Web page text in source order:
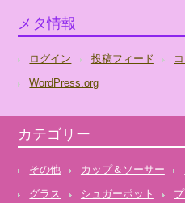
メタ情報
ログイン 投稿フィード
WordPress.org
カテゴリー
その他 カップ＆ソーサー
グラス
シュガーポット